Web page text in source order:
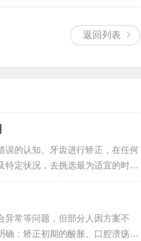
返回列表
误的认知。牙齿进行矫正，在任何
特定状况，去挑选最为适宜的时
异常等问题，但部分人因方案不
确：矫正初期的酸胀、口腔溃疡等